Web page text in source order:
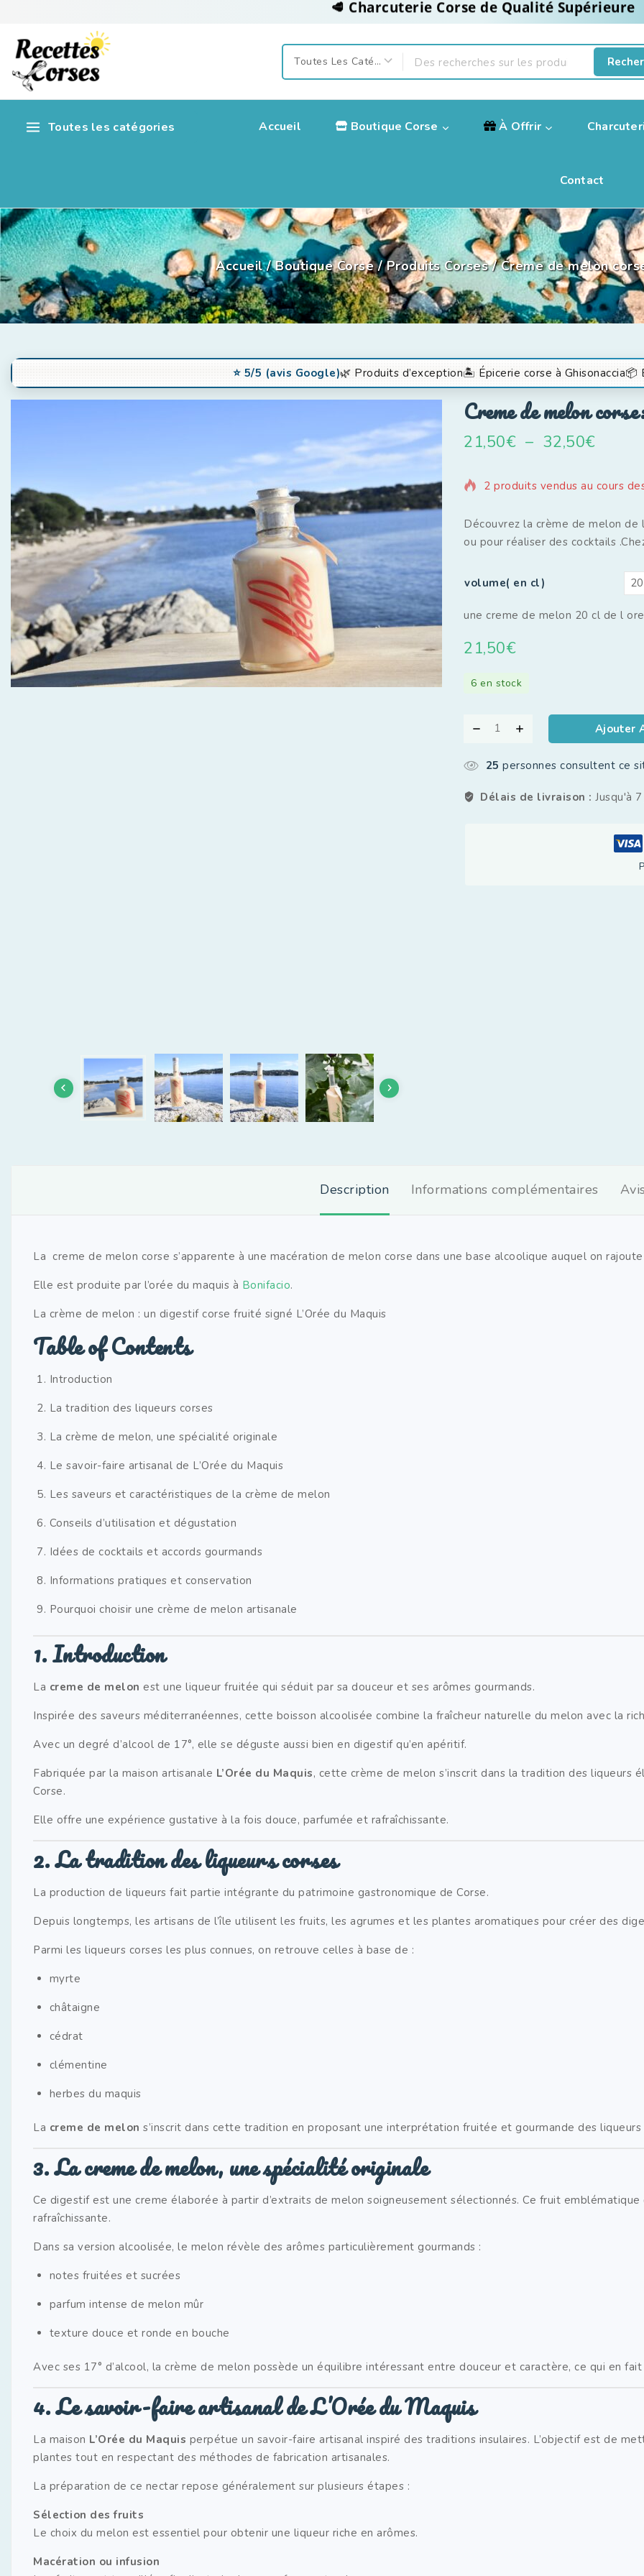
Toutes les catégories Accueil Boutique Corse À Offrir
Contact
Accueil / Boutique Corse / Produits Corses / Creme de melon
⭐️ 5/5 (avis Google)🌿 Produits d’exception🏝️ Épicerie corse à Ghisonaccia📦
Creme de melon
21,50€ – 32,50€
2 produits vendus au cours
Découvrez la crème de melon de
ou pour réaliser des cocktails
volume( en cl)
une creme de melon 20 cl de l
21,50€
6 en stock
Ajouter
25 personnes consultent ce
Délais de livraison :Jusqu'à
Description Informations complémentaires Avis
La creme de melon corse s’apparente à une macération de melon corse dans une base alcoolique auquel on
Elle est produite par l’orée du maquis à Bonifacio.
La crème de melon : un digestif corse fruité signé L’Orée du Maquis
Table of Contents
Introduction
La tradition des liqueurs corses
La crème de melon, une spécialité originale
Le savoir-faire artisanal de L’Orée du Maquis
Les saveurs et caractéristiques de la crème de melon
Conseils d’utilisation et dégustation
Idées de cocktails et accords gourmands
Informations pratiques et conservation
Pourquoi choisir une crème de melon artisanale
1. Introduction
La creme de melon est une liqueur fruitée qui séduit par sa douceur et ses arômes gourmands.
Inspirée des saveurs méditerranéennes, cette boisson alcoolisée combine la fraîcheur naturelle du melon avec la
Avec un degré d’alcool de 17°, elle se déguste aussi bien en digestif qu’en apéritif.
Fabriquée par la maison artisanale L’Orée du Maquis, cette crème de melon s’inscrit dans la tradition des
Corse.
Elle offre une expérience gustative à la fois douce, parfumée et rafraîchissante.
2. La tradition des liqueurs corses
La production de liqueurs fait partie intégrante du patrimoine gastronomique de Corse.
Depuis longtemps, les artisans de l’île utilisent les fruits, les agrumes et les plantes aromatiques pour créer des
Parmi les liqueurs corses les plus connues, on retrouve celles à base de :
myrte
châtaigne
cédrat
clémentine
herbes du maquis
La creme de melon s’inscrit dans cette tradition en proposant une interprétation fruitée et gourmande des
3. La creme de melon, une spécialité originale
Ce digestif est une creme élaborée à partir d’extraits de melon soigneusement sélectionnés. Ce fruit
rafraîchissante.
Dans sa version alcoolisée, le melon révèle des arômes particulièrement gourmands :
notes fruitées et sucrées
parfum intense de melon mûr
texture douce et ronde en bouche
Avec ses 17° d’alcool, la crème de melon possède un équilibre intéressant entre douceur et caractère, ce qui en
4. Le savoir-faire artisanal de L’Orée du Maquis
La maison L’Orée du Maquis perpétue un savoir-faire artisanal inspiré des traditions insulaires. L’objectif est de
plantes tout en respectant des méthodes de fabrication artisanales.
La préparation de ce nectar repose généralement sur plusieurs étapes :
Sélection des fruits
Le choix du melon est essentiel pour obtenir une liqueur riche en arômes.
Macération ou infusion